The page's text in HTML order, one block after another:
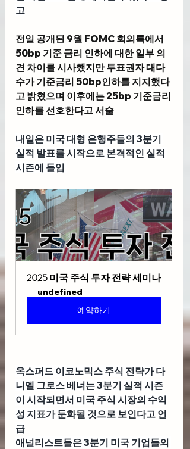
고
전일 공개된 9월 FOMC 회의록에서
50bp 기준 금리 인하에 대한 일부 의
견 차이를 시사했지만 투표권자 대다
수가 기준금리 50bp인하를 지지했다
고 밝혔으며 이후에는 25bp 기준금리
인하를 선호한다고 서술
내일은 미국 대형 은행주들의 3분기
실적 발표를 시작으로 본격적인 실적
시즌에 돌입
2025 미국 주식 투자 전략 세미나
undefined
예약하기
옥스퍼드 이코노믹스 주식 전략가 다
니엘 그로스 베너는 3분기 실적 시즌
이 시작되면서 미국 주식 시장의 수익
성 지표가 둔화될 것으로 보인다고 언
급
애널리스트들은 3분기 미국 기업들의